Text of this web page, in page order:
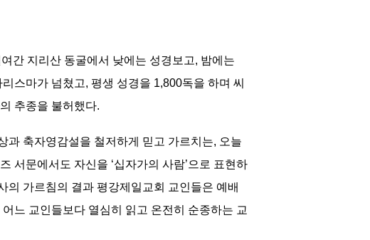
간 지리산 동굴에서 낮에는 성경보고, 밤에는
스마가 넘쳤고, 평생 성경을 1,800독을 하며 씨
추종을 불허했다.
과 축자영감설을 철저하게 믿고 가르치는, 오늘
서문에서도 자신을 ‘십자가의 사람’으로 표현하
의 가르침의 결과 평강제일교회 교인들은 예배
느 교인들보다 열심히 읽고 온전히 순종하는 교